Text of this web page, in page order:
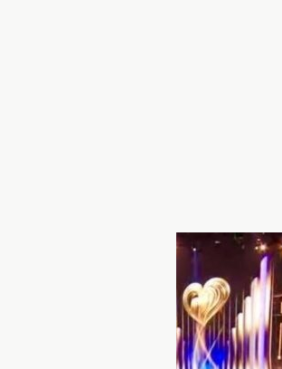
и наша украинка